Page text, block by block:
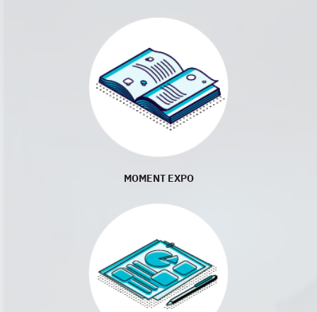
MOMENT EXPO